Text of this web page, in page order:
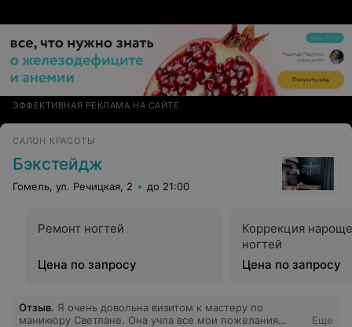
ЭФФЕКТИВНАЯ РЕКЛАМА НА САЙТЕ
САЛОН КРАСОТЫ
Бэкстейдж
Гомель, ул. Речицкая, 2 до 21:00
Ремонт ногтей
Цена по запросу
Коррекция
ногтей
Цена по запросу
Отзыв. Я очень довольна визитом к мастеру по
маникюру Светлане. Она учла все мои пожелания
Еще